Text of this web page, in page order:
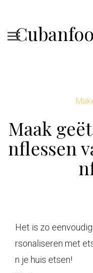
Maak
nflessen
Het is zo
rsonaliseren met
n je huis etsen!